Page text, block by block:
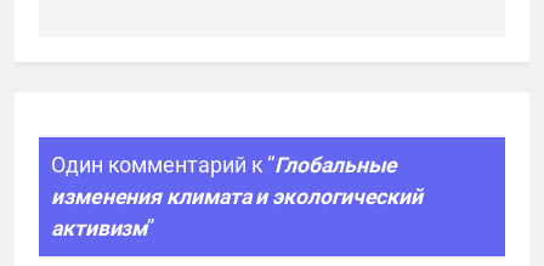
Один комментарий к “Глобальные
изменения климата и экологический
активизм”